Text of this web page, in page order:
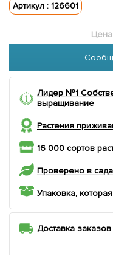
Артикул : 126601
Цена:
Лидер №1
выращивание
Растения
16 000 сортов
Проверено в
Упаковка,
Доставка заказов